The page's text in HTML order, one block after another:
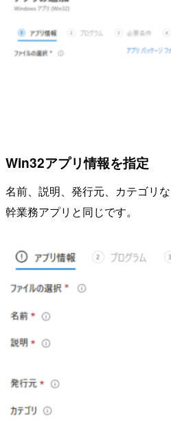
Win32アプリ情報を指定
名前、説明、発行元、カテゴリ
幹業務アプリと同じです。